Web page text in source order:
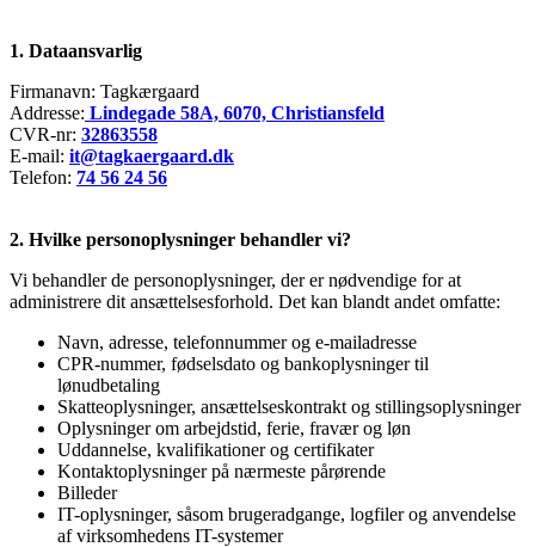
1. Dataansvarlig
Firmanavn: Tagkærgaard
Addresse: Lindegade 58A, 6070, Christiansfeld
CVR-nr: 32863558
E-mail: it@tagkaergaard.dk
Telefon: 74 56 24 56
2. Hvilke personoplysninger behandler vi?
Vi behandler de personoplysninger, der er nødvendige for at
administrere dit ansættelsesforhold. Det kan blandt andet omfatte:
Navn, adresse, telefonnummer og e-mailadresse
CPR-nummer, fødselsdato og bankoplysninger til
lønudbetaling
Skatteoplysninger, ansættelseskontrakt og stillingsoplysninger
Oplysninger om arbejdstid, ferie, fravær og løn
Uddannelse, kvalifikationer og certifikater
Kontaktoplysninger på nærmeste pårørende
Billeder
IT-oplysninger, såsom brugeradgange, logfiler og anvendelse
af virksomhedens IT-systemer